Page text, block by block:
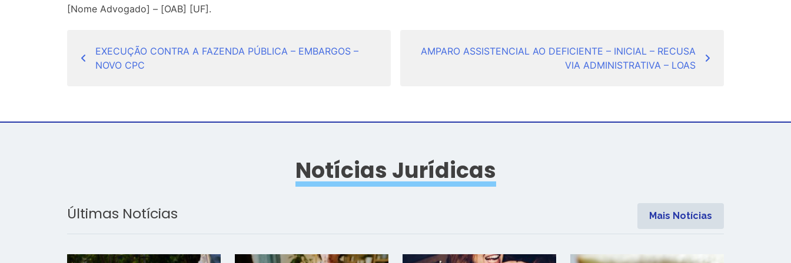
[Nome Advogado] – [OAB] [UF].
Navegação
de
EXECUÇÃO CONTRA A FAZENDA PÚBLICA – EMBARGOS –
NOVO CPC
AMPARO ASSISTENCIAL AO DEFICIENTE – INICIAL – RECUSA
VIA ADMINISTRATIVA – LOAS
Notícias Jurídicas
Últimas Notícias Mais Notícias